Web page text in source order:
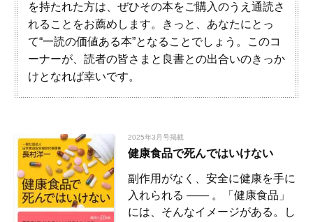
を持たれた方は、ぜひその本をご購入のうえ通読さ
れることをお薦めします。きっと、あなたにとっ
て“一読の価値ある本”となることでしょう。このコ
ーナーが、読者の皆さまと良書との出合いのきっか
けとなれば幸いです。
2025年3月号掲載
健康食品で死んではいけない
副作用がなく、安全に健康を手に
入れられる ―― 。「健康食品」
には、そんなイメージがある。し